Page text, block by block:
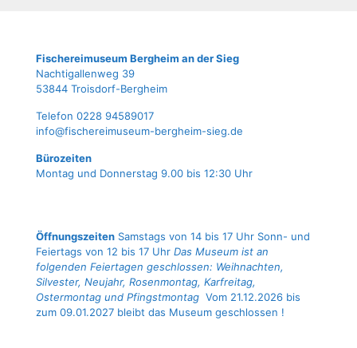
Fische­rei­mu­se­um Berg­heim an der Sieg
Nach­ti­gal­len­weg 39
53844 Troisdorf-Bergheim
Tele­fon 0228 94589017
info@fischereimuseum-bergheim-sieg.de
Büro­zei­ten
Mon­tag und Don­ners­tag 9.00 bis 12:30 Uhr
Öffnungszeiten Samstags von 14 bis 17 Uhr Sonn- und
Feiertags von 12 bis 17 Uhr Das Museum ist an
folgenden Feiertagen geschlossen: Weihnachten,
Silvester, Neujahr, Rosenmontag, Karfreitag,
Ostermontag und Pfingstmontag Vom 21.12.2026 bis
zum 09.01.2027 bleibt das Museum geschlossen !